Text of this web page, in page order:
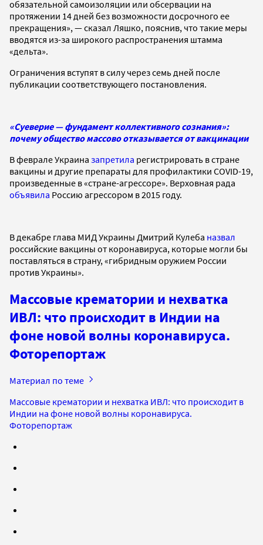
обязательной самоизоляции или обсервации на
протяжении 14 дней без возможности досрочного ее
прекращения», — сказал Ляшко, пояснив, что такие меры
вводятся из-за широкого распространения штамма
«дельта».
Ограничения вступят в силу через семь дней после
публикации соответствующего постановления.
«Суеверие — фундамент коллективного сознания»:
почему общество массово отказывается от вакцинации
В феврале Украина запретила регистрировать в стране
вакцины и другие препараты для профилактики COVID-19,
произведенные в «стране-агрессоре». Верховная рада
объявила Россию агрессором в 2015 году.
В декабре глава МИД Украины Дмитрий Кулеба назвал
российские вакцины от коронавируса, которые могли бы
поставляться в страну, «гибридным оружием России
против Украины».
Массовые крематории и нехватка
ИВЛ: что происходит в Индии на
фоне новой волны коронавируса.
Фоторепортаж
Материал по теме
Массовые крематории и нехватка ИВЛ: что происходит в
Индии на фоне новой волны коронавируса.
Фоторепортаж